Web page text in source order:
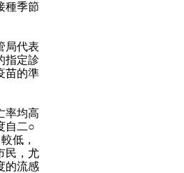
種季節
局代表
指定診
苗的準
率均高
自二○
低，
民，尤
的流感